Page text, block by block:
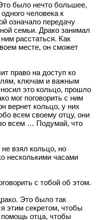
было нечто большее,
человека к
означало передачу
семьи. Драко занимал
расстаться. Как
месте, он сможет
право на доступ ко
ключам и важным
это кольцо, прошло
мог поговорить с ним
вернет кольцо, у них
всем своему отцу, они
всем … Подумай, что
взял кольцо, но
несколькими часами
с тобой об этом.
Это было так
этим секретом, чтобы
отца, чтобы